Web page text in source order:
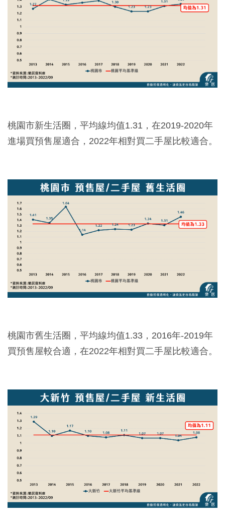
桃園市新生活圈，平均線均值1.31，在2019-2020年
進場買預售屋適合，2022年相對買二手屋比較適合。
桃園市舊生活圈，平均線均值1.33，2016年-2019年
買預售屋較合適，在2022年相對買二手屋比較適合。